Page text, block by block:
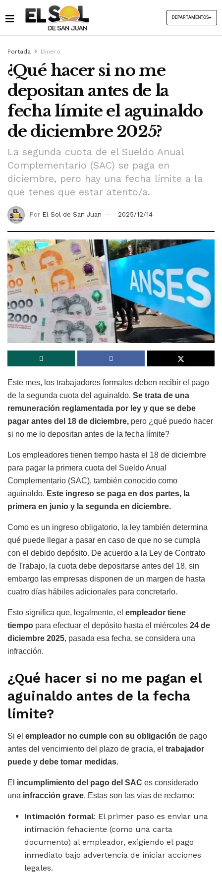
DEPARTAMENTOS
Portada Dinero
¿Qué hacer si no me
depositan antes de la
fecha límite el aguinaldo
de diciembre 2025?
La segunda cuota de el Sueldo Anual
Complementario (SAC) se paga en
diciembre, pero hay una fecha límite a la
que tenes que estar atento/a.
Por El Sol de San Juan 2025/12/14
Este mes, los trabajadores formales deben recibir el pago
de la segunda cuota del aguinaldo. Se trata de una
remuneración reglamentada por ley y que se debe
pagar antes del 18 de diciembre, pero ¿qué puedo hacer
si no me lo depositan antes de la fecha límite?
Los empleadores tienen tiempo hasta el 18 de diciembre
para pagar la primera cuota del Sueldo Anual
Complementario (SAC), también conocido como
aguinaldo. Este ingreso se paga en dos partes, la
primera en junio y la segunda en diciembre.
Como es un ingreso obligatorio, la ley también determina
qué puede llegar a pasar en caso de que no se cumpla
con el debido depósito. De acuerdo a la Ley de Contrato
de Trabajo, la cuota debe depositarse antes del 18, sin
embargo las empresas disponen de un margen de hasta
cuatro días hábiles adicionales para concretarlo.
Esto significa que, legalmente, el empleador tiene
tiempo para efectuar el depósito hasta el miércoles 24 de
diciembre 2025, pasada esa fecha, se considera una
infracción.
¿Qué hacer si no me pagan el
aguinaldo antes de la fecha
límite?
Si el empleador no cumple con su obligación de pago
antes del vencimiento del plazo de gracia, el trabajador
puede y debe tomar medidas.
El incumplimiento del pago del SAC es considerado
una infracción grave. Estas son las vías de reclamo:
Intimación formal: El primer paso es enviar una
intimación fehaciente (como una carta
documento) al empleador, exigiendo el pago
inmediato bajo advertencia de iniciar acciones
legales.